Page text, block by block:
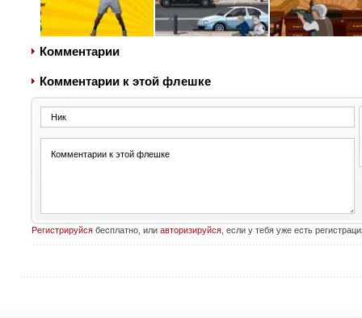
Комментарии
Комментарии к этой флешке
Регистрируйсябесплатно, или авторизируйся, если у тебя уже есть